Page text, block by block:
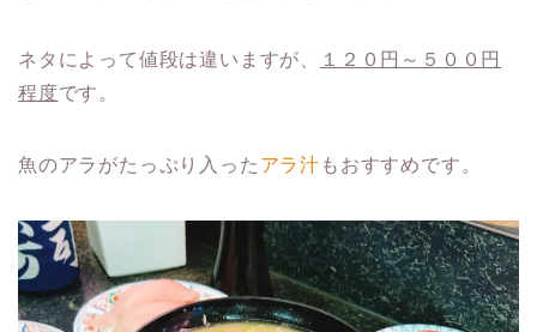
ネタによって値段は違いますが、
１２０円～５００円
程度です。
魚のアラがたっぷり入った アラ汁 もおすすめです。